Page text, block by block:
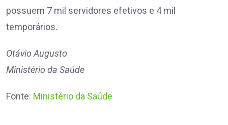
possuem 7 mil servidores efetivos e 4 mil
temporários.
Otávio Augusto
Ministério da Saúde
Fonte: Ministério da Saúde